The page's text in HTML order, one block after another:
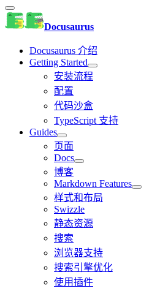
Docusaurus
Docusaurus 介绍
Getting Started
安装流程
配置
代码沙盒
TypeScript 支持
Guides
页面
Docs
博客
Markdown Features
样式和布局
Swizzle
静态资源
搜索
浏览器支持
搜索引擎优化
使用插件